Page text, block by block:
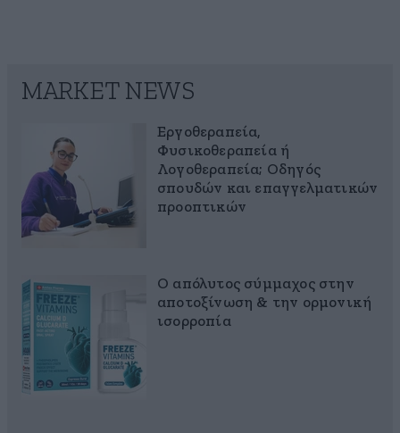
MARKET NEWS
Εργοθεραπεία,
Φυσικοθεραπεία ή
Λογοθεραπεία; Οδηγός
σπουδών και επαγγελματικών
προοπτικών
Ο απόλυτος σύμμαχος στην
αποτοξίνωση & την ορμονική
ισορροπία